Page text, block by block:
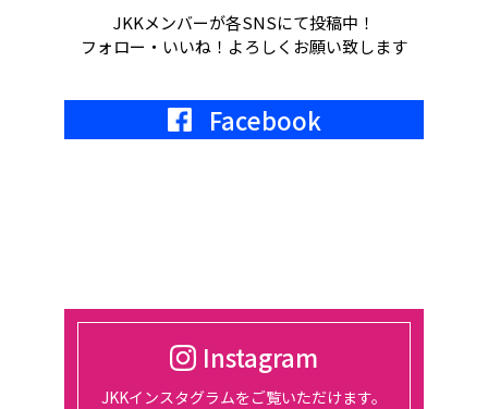
2月5日、2月6日、東京ビッグサイト
にて宿フェス開催。参加します。
2024/05/01
2024年7月9日
東京、都市センターホテルにて、総会
2024/01/30
JKKメンバーが各SNSにて投稿中！
フォロー・いいね！よろしくお願い致します
Facebook
Instagram
JKKインスタグラムをご覧いただけます。